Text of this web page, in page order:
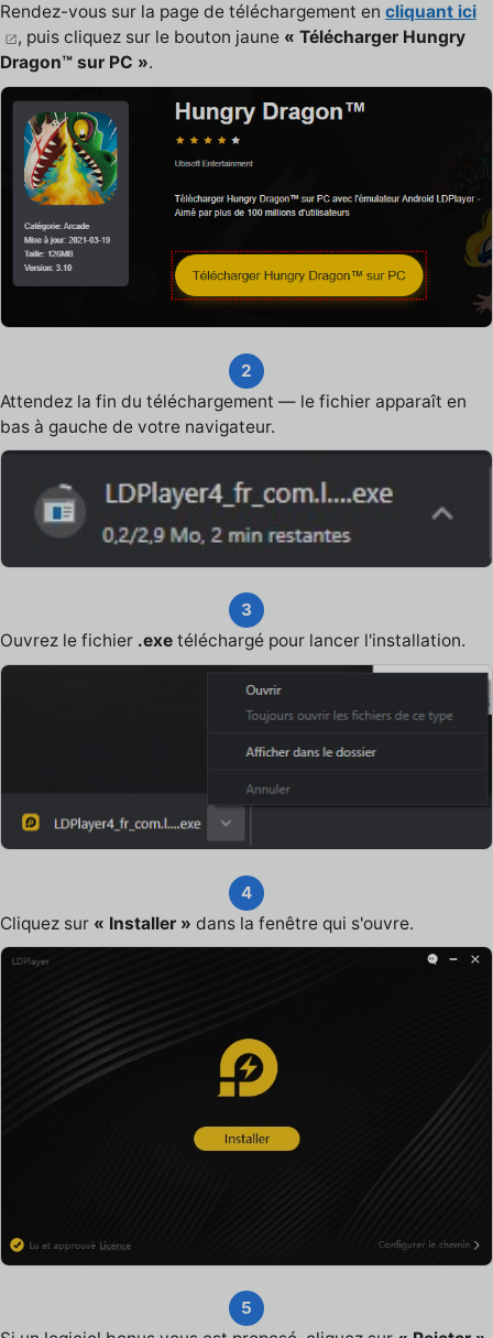
Rendez-vous sur la page de téléchargement en cliquant ici
, puis cliquez sur le bouton jaune « Télécharger Hungry
Dragon™ sur PC ».
2
Attendez la fin du téléchargement — le fichier apparaît en
bas à gauche de votre navigateur.
3
Ouvrez le fichier .exe téléchargé pour lancer l'installation.
4
Cliquez sur « Installer » dans la fenêtre qui s'ouvre.
5